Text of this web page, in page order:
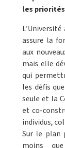
les
assure la
aux
mais elle
qui
les défis
seule et la
et co-
individus,
Sur le plan
moins